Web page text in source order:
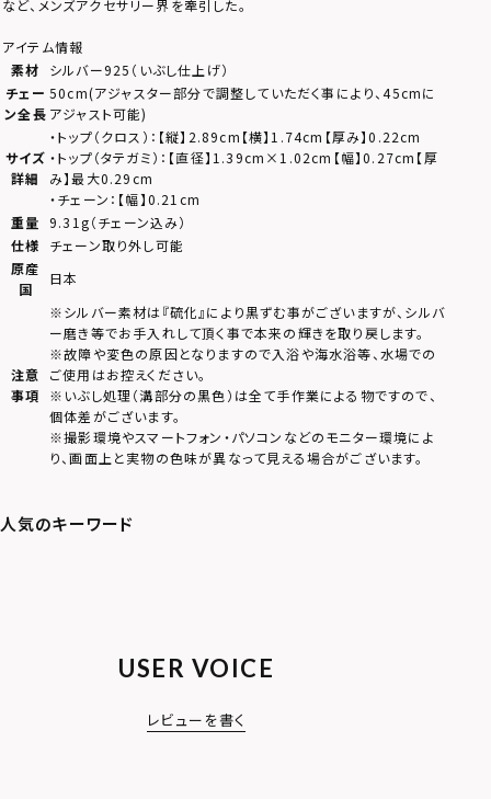
など、メンズアクセサリー界を牽引した。
アイテム情報
素材
シルバー925（いぶし仕上げ）
チェー
ン全長
50cm(アジャスター部分で調整していただく事により、45cmに
アジャスト可能)
サイズ
詳細
・トップ（クロス）：【縦】2.89cm【横】1.74cm【厚み】0.22cm
・トップ（タテガミ）：【直径】1.39cm×1.02cm【幅】0.27cm【厚
み】最大0.29cm
・チェーン：【幅】0.21cm
重量 9.31g（チェーン込み）
仕様
チェーン取り外し可能
原産
国
日本
注意
事項
※シルバー素材は『硫化』により黒ずむ事がございますが、シルバ
ー磨き等でお手入れして頂く事で本来の輝きを取り戻します。
※故障や変色の原因となりますので入浴や海水浴等、水場での
ご使用はお控えください。
※いぶし処理（溝部分の黒色）は全て手作業による物ですので、
個体差がございます。
※撮影環境やスマートフォン・パソコンなどのモニター環境によ
り、画面上と実物の色味が異なって見える場合がございます。
USER VOICE
レビューを書く